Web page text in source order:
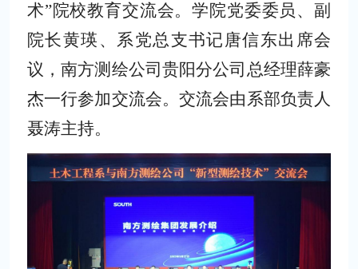
术”院校教育交流会。学院党委委员、副
院长黄瑛 、 系党总支书记唐信东出席会
议，南方测绘公司贵阳分公司总经理薛豪
杰一行参加交流会。交流会由系部负责人
聂涛主持。